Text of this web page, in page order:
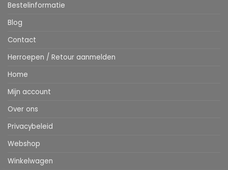
Bestelinformatie
Blog
Contact
Herroepen / Retour aanmelden
Home
Mijn account
Over ons
Privacybeleid
Webshop
Winkelwagen